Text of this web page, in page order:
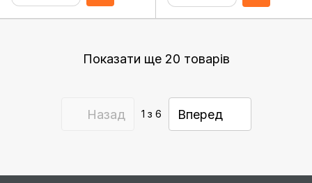
Показати ще 20 товарів
Назад 1 з 6 Вперед